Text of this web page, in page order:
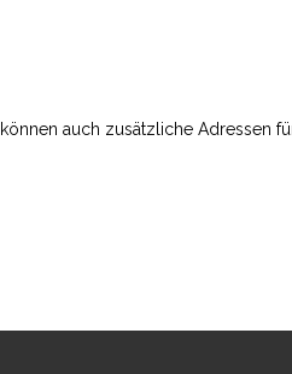
auch zusätzliche Adressen